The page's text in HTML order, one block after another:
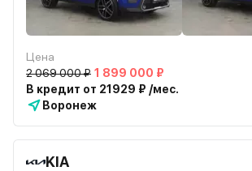
Цена
2 069 000 ₽ 1 899 000 ₽
В кредит от 21929 ₽ /мес.
Воронеж
KIA